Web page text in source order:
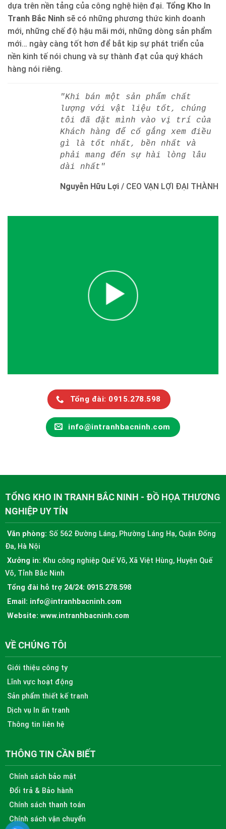
dựa trên nền tảng của công nghệ hiện đại. Tổng Kho In
Tranh Bắc Ninh sẽ có những phương thức kinh doanh
mới, những chế độ hậu mãi mới, những dòng sản phẩm
mới… ngày càng tốt hơn để bắt kịp sự phát triển của
nền kinh tế nói chung và sự thành đạt của quý khách
hàng nói riêng.
"Khi bán một sản phẩm chất
lượng với vật liệu tốt, chúng
tôi đã đặt mình vào vị trí của
Khách hàng để cố gắng xem điều
gì là tốt nhất, bền nhất và
phải mang đến sự hài lòng lâu
dài nhất"
Nguyễn Hữu Lợi / CEO VẠN LỢI ĐẠI THÀNH
Tổng đài: 0915.278.598
info@intranhbacninh.com
TỔNG KHO IN TRANH BẮC NINH - ĐỒ HỌA THƯƠNG
NGHIỆP UY TÍN
Văn phòng: Số 562 Đường Láng, Phường Láng Hạ, Quận Đống
Đa, Hà Nội
Xưởng in: Khu công nghiệp Quế Võ, Xã Việt Hùng, Huyện Quế
Võ, Tỉnh Bắc Ninh
Tổng đài hỗ trợ 24/24: 0915.278.598
Email: info@intranhbacninh.com
Website: www.intranhbacninh.com
VỀ CHÚNG TÔI
Giới thiệu công ty
Lĩnh vực hoạt động
Sản phẩm thiết kế tranh
Dịch vụ In ấn tranh
Thông tin liên hệ
THÔNG TIN CẦN BIẾT
Chính sách bảo mật
Đổi trả & Bảo hành
Chính sách thanh toán
Chính sách vận chuyển